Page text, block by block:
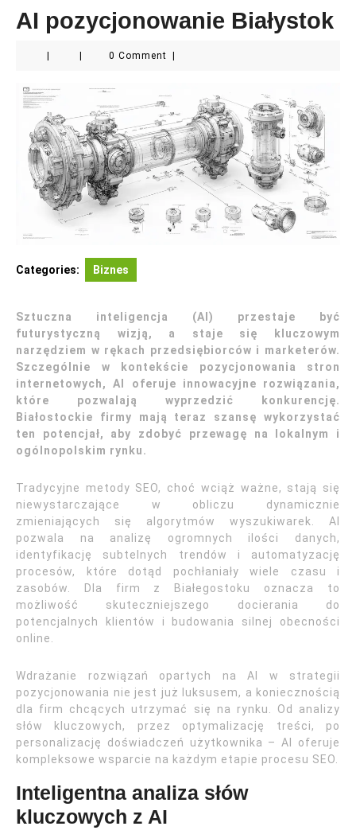
AI pozycjonowanie Białystok
0 Comment
Categories: Biznes
Sztuczna inteligencja (AI) przestaje być
futurystyczną wizją, a staje się kluczowym
narzędziem w rękach przedsiębiorców i marketerów.
Szczególnie w kontekście pozycjonowania stron
internetowych, AI oferuje innowacyjne rozwiązania,
które pozwalają wyprzedzić konkurencję.
Białostockie firmy mają teraz szansę wykorzystać
ten potencjał, aby zdobyć przewagę na lokalnym i
ogólnopolskim rynku.
Tradycyjne metody SEO, choć wciąż ważne, stają się
niewystarczające w obliczu dynamicznie
zmieniających się algorytmów wyszukiwarek. AI
pozwala na analizę ogromnych ilości danych,
identyfikację subtelnych trendów i automatyzację
procesów, które dotąd pochłaniały wiele czasu i
zasobów. Dla firm z Białegostoku oznacza to
możliwość skuteczniejszego docierania do
potencjalnych klientów i budowania silnej obecności
online.
Wdrażanie rozwiązań opartych na AI w strategii
pozycjonowania nie jest już luksusem, a koniecznością
dla firm chcących utrzymać się na rynku. Od analizy
słów kluczowych, przez optymalizację treści, po
personalizację doświadczeń użytkownika – AI oferuje
kompleksowe wsparcie na każdym etapie procesu SEO.
Inteligentna analiza słów
kluczowych z AI